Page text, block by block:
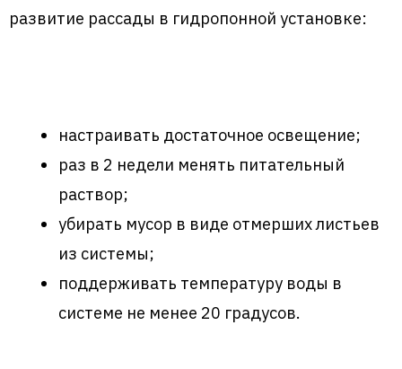
развитие рассады в гидропонной установке:
настраивать достаточное освещение;
раз в 2 недели менять питательный
раствор;
убирать мусор в виде отмерших листьев
из системы;
поддерживать температуру воды в
системе не менее 20 градусов.